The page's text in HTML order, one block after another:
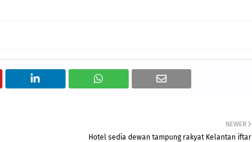
NEWER
Hotel sedia dewan tampung rakyat Kelantan iftar